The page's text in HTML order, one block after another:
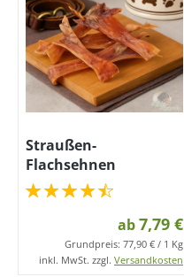
Straußen-
Flachsehnen
ab7,79 €
Grundpreis: 77,90 € / 1 Kg
inkl. MwSt. zzgl. Versandkosten